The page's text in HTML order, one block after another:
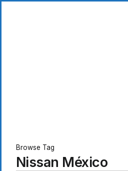
Browse Tag
Nissan México